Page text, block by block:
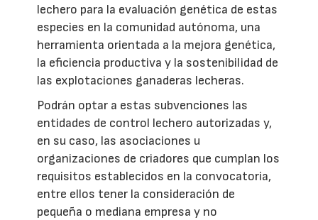
lechero para la evaluación genética de estas
especies en la comunidad autónoma, una
herramienta orientada a la mejora genética,
la eficiencia productiva y la sostenibilidad de
las explotaciones ganaderas lecheras.
Podrán optar a estas subvenciones las
entidades de control lechero autorizadas y,
en su caso, las asociaciones u
organizaciones de criadores que cumplan los
requisitos establecidos en la convocatoria,
entre ellos tener la consideración de
pequeña o mediana empresa y no